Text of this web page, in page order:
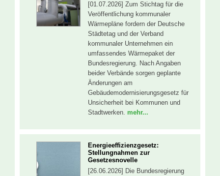
[01.07.2026] Zum Stichtag für die
Veröffentlichung kommunaler
Wärmepläne fordern der Deutsche
Städtetag und der Verband
kommunaler Unternehmen ein
umfassendes Wärmepaket der
Bundesregierung. Nach Angaben
beider Verbände sorgen geplante
Änderungen am
Gebäudemodernisierungsgesetz für
Unsicherheit bei Kommunen und
Stadtwerken. mehr...
Energieeffizienzgesetz:
Stellungnahmen zur
Gesetzesnovelle
[26.06.2026] Die Bundesregierung